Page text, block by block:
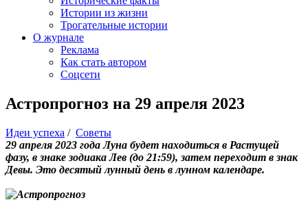
Истории из жизни
Трогательные истории
О журнале
Реклама
Как стать автором
Соцсети
Астропрогноз на 29 апреля 2023
Идеи успеха / Советы
29 апреля 2023 года Луна будет находиться в Растущей
фазу, в знаке зодиака Лев (до 21:59), затем переходит в знак
Девы. Это десятый лунный день в лунном календаре.